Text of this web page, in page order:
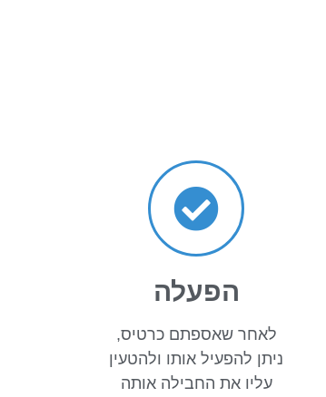
הפעלה
לאחר שאספתם כרטיס,
ניתן להפעיל אותו ולהטעין
עליו את החבילה אותה